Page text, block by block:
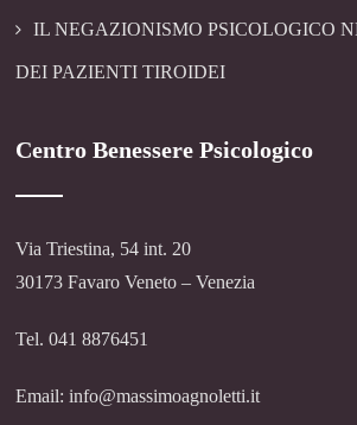
IL NEGAZIONISMO PSICOLOGICO
DEI PAZIENTI TIROIDEI
Centro Benessere Psicologico
Via Triestina, 54 int. 20
30173 Favaro Veneto – Venezia
Tel. 041 8876451
Email: info@massimoagnoletti.it